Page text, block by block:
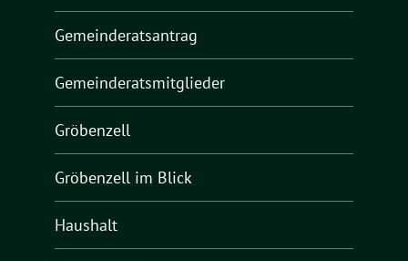
Gemeinderatsantrag
Gemeinderatsmitglieder
Gröbenzell
Gröbenzell im Blick
Haushalt